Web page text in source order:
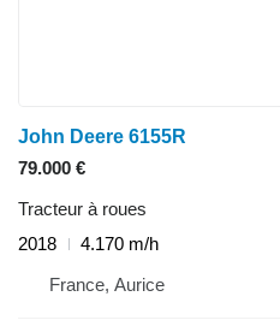
John Deere 6155R
79.000 €
Tracteur à roues
2018
4.170 m/h
France, Aurice